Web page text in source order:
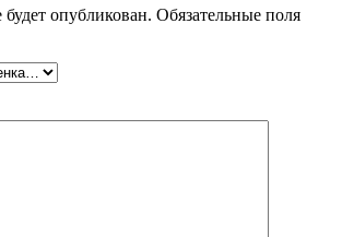
опубликован. Обязательные поля